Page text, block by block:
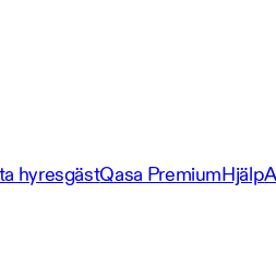
hyresgästQasa PremiumHjälp